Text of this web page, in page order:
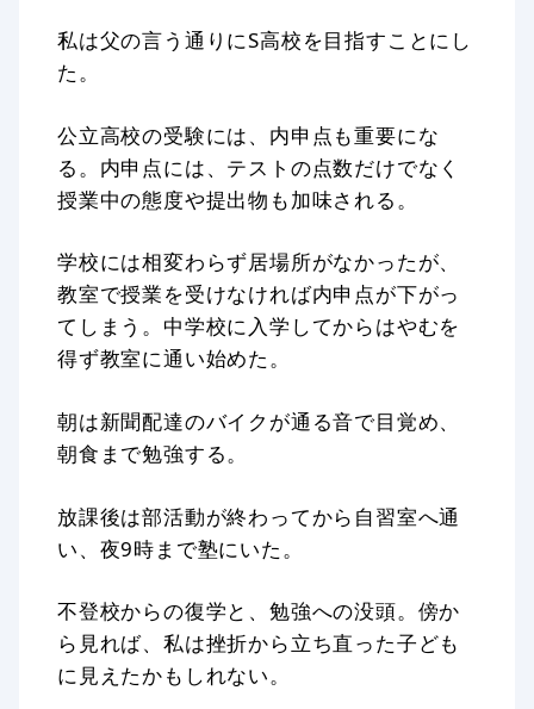
私は父の言う通りにS高校を目指すことにし
た。
公立高校の受験には、内申点も重要にな
る。内申点には、テストの点数だけでなく
授業中の態度や提出物も加味される。
学校には相変わらず居場所がなかったが、
教室で授業を受けなければ内申点が下がっ
てしまう。中学校に入学してからはやむを
得ず教室に通い始めた。
朝は新聞配達のバイクが通る音で目覚め、
朝食まで勉強する。
放課後は部活動が終わってから自習室へ通
い、夜9時まで塾にいた。
不登校からの復学と、勉強への没頭。傍か
ら見れば、私は挫折から立ち直った子ども
に見えたかもしれない。